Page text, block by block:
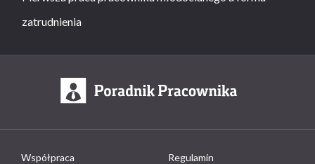
zatrudnienia
Współpraca
Regulamin